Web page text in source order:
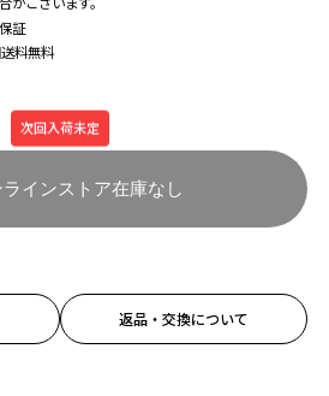
証
料無料
次回入荷未定
ラインストア在庫なし
返品・交換について